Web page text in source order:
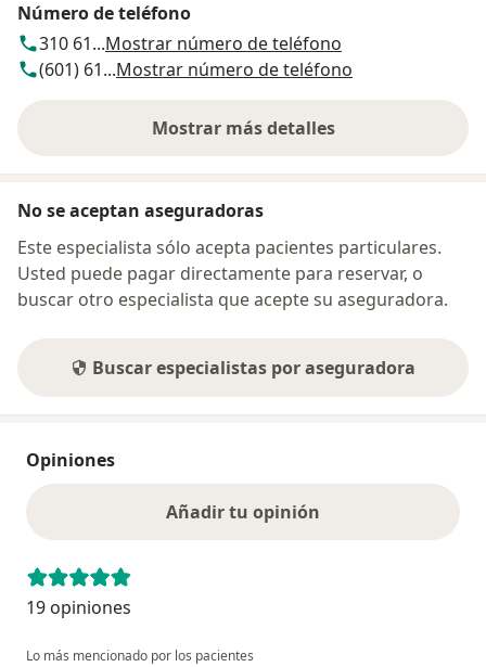
Número de teléfono
310 61...Mostrar número de teléfono
(601) 61...Mostrar número de teléfono
Mostrar más detalles
sobre la dirección
No se aceptan aseguradoras
Este especialista sólo acepta pacientes particulares.
Usted puede pagar directamente para reservar, o
buscar otro especialista que acepte su aseguradora.
Buscar especialistas por aseguradora
Opiniones
Añadir tu opinión
19 opiniones
Lo más mencionado por los pacientes